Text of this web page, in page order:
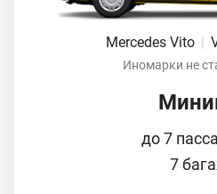
Mercedes Vito
Иномарки не
до 7
7